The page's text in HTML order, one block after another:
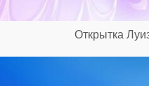
Открытка